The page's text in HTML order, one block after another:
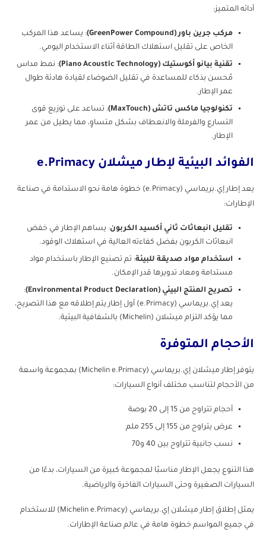
أدائه المتميز:
مركب جرين باور (GreenPower Compound)
: يساعد هذا المركب
الخاص على تقليل استهلاك الطاقة أثناء الاستخدام اليومي.
تقنية بيانو أكوستيك (Piano Acoustic Technology)
: نمط مداس
مُحسن بذكاء للمساعدة في تقليل الضوضاء لقيادة هادئة طوال
عمر الإطار.
تكنولوجيا ماكس تاتش (MaxTouch)
: تساعد على توزيع قوى
التسارع والفرملة والانعطاف بشكل متساوٍ، مما يطيل من عمر
الإطار.
الفوائد البيئية لإطار ميشلان e.Primacy
يعد إطار إي.بريماسي (e.Primacy) خطوة هامة نحو الاستدامة في صناعة
الإطارات:
تقليل انبعاثات ثاني أكسيد الكربون: يساهم الإطار في خفض
انبعاثات الكربون بفضل كفاءته العالية في استهلاك الوقود.
استخدام مواد صديقة للبيئة: تم تصنيع الإطار باستخدام مواد
مستدامة ومعاد تدويرها قدر الإمكان.
تصريح المنتج البيئي (Environmental Product Declaration)
:
يعد إي.بريماسي (e.Primacy) أول إطار يتم إطلاقه مع هذا التصريح،
مما يؤكد التزام ميشلان (Michelin) بالشفافية البيئية.
الأحجام المتوفرة
يتوفر إطار ميشلان إي.بريماسي (Michelin e.Primacy) بمجموعة واسعة
من الأحجام لتناسب مختلف أنواع السيارات:
أحجام تتراوح من 15 إلى 20 بوصة
عرض يتراوح من 155 إلى 255 ملم
نسب جانبية تتراوح بين 40 و70
هذا التنوع يجعل الإطار مناسبًا لمجموعة كبيرة من السيارات، بدءًا من
السيارات الصغيرة وحتى السيارات الفاخرة والرياضية.
يمثل إطلاق إطار ميشلان إي.بريماسي (Michelin e.Primacy) للاستخدام
في جميع المواسم خطوة هامة في عالم صناعة الإطارات.